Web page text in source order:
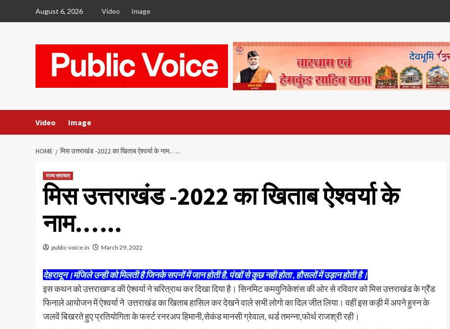
August 6, 2026 Video Image
Video Image
HOME मिस उत्तराखंड -2022 का खिताब ऐश्वर्या के नाम.…..
राज्य समाचार
मिस उत्तराखंड -2022 का खिताब ऐश्वर्या के
नाम.…..
public-voice.in March 29, 2022
देहरादून।मंजिले उन्ही को मिलती है जिनके सपनों में जान होती है, पंखों से कुछ नही होता , हौसलों में उड़ान होती है।
इस कथन को उत्तराखण्ड की ऐश्वर्या ने चरित्राथ कर दिखा दिया है। सिनमिट कमयुनिकेशंस की ओर से रविवार को मिस उत्तराखंड के ग्रैंड
फिनाले आयोजन में ऐश्वर्या ने उत्तराखंड का खिताब हासिल कर देखने वाले सभी लोगो का दिल जीत लिया। वहीं इस कड़ी में अपने हुस्न के
जलवें बिखरते हुए प्रतियोगिता के फर्स्ट रनरअप हिमानी,सेकंड मानसी ग्रेवाल, थर्ड तमन्ना,फोर्थ राजश्री रही।